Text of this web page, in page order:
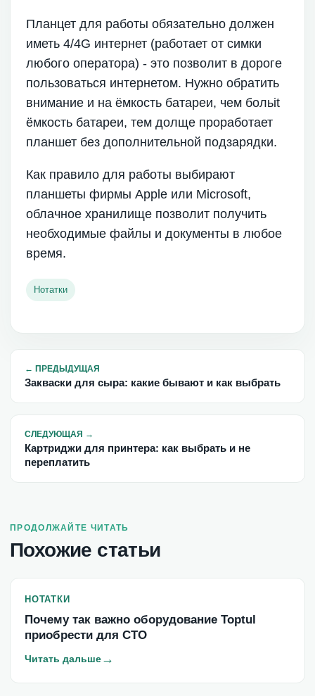
Планцет для работы обязательно должен
иметь 4/4G интернет (работает от симки
любого оператора) - это позволит в дороге
пользоваться интернетом. Нужно обратить
внимание и на ёмкость батареи, чем больit
ёмкость батареи, тем долще проработает
планшет без дополнительной подзарядки.
Как правило для работы выбирают
планшеты фирмы Apple или Microsoft,
облачное хранилище позволит получить
необходимые файлы и документы в любое
время.
Нотатки
← ПРЕДЫДУЩАЯ
Закваски для сыра: какие бывают и как выбрать
СЛЕДУЮЩАЯ →
Картриджи для принтера: как выбрать и не
переплатить
ПРОДОЛЖАЙТЕ ЧИТАТЬ
Похожие статьи
НОТАТКИ
Почему так важно оборудование Toptul
приобрести для СТО
Читать дальше→